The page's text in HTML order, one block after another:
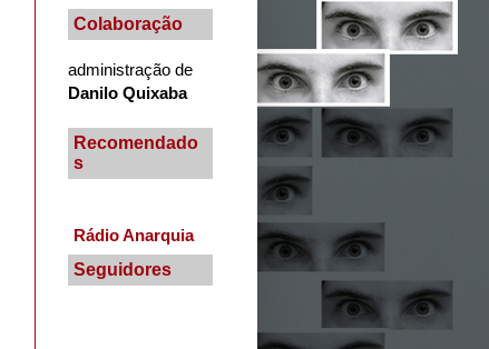
Colaboração
administração de
Danilo Quixaba
Recomendado
s
Rádio Anarquia
Seguidores